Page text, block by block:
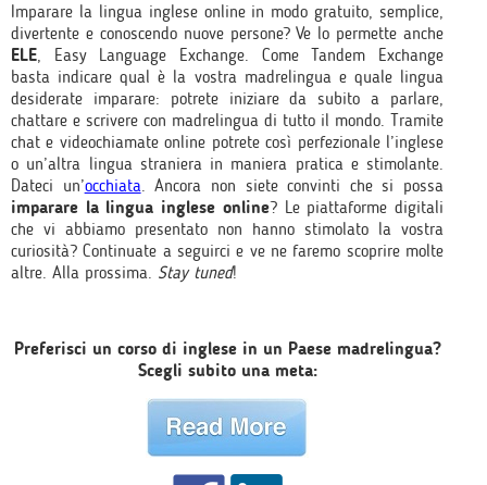
Imparare la lingua inglese online in modo gratuito, semplice,
divertente e conoscendo nuove persone? Ve lo permette anche
ELE, Easy Language Exchange. Come Tandem Exchange
basta indicare qual è la vostra madrelingua e quale lingua
desiderate imparare: potrete iniziare da subito a parlare,
chattare e scrivere con madrelingua di tutto il mondo. Tramite
chat e videochiamate online potrete così perfezionale l’inglese
o un’altra lingua straniera in maniera pratica e stimolante.
Dateci un’occhiata. Ancora non siete convinti che si possa
imparare la lingua inglese online? Le piattaforme digitali
che vi abbiamo presentato non hanno stimolato la vostra
curiosità? Continuate a seguirci e ve ne faremo scoprire molte
altre. Alla prossima. Stay tuned!
Preferisci un corso di inglese in un Paese madrelingua?
Scegli subito una meta: